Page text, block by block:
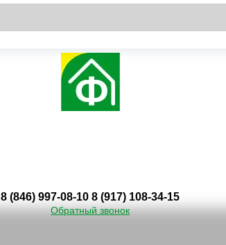
8 (846) 997-08-10 8 (917) 108-34-15
Обратный звонок